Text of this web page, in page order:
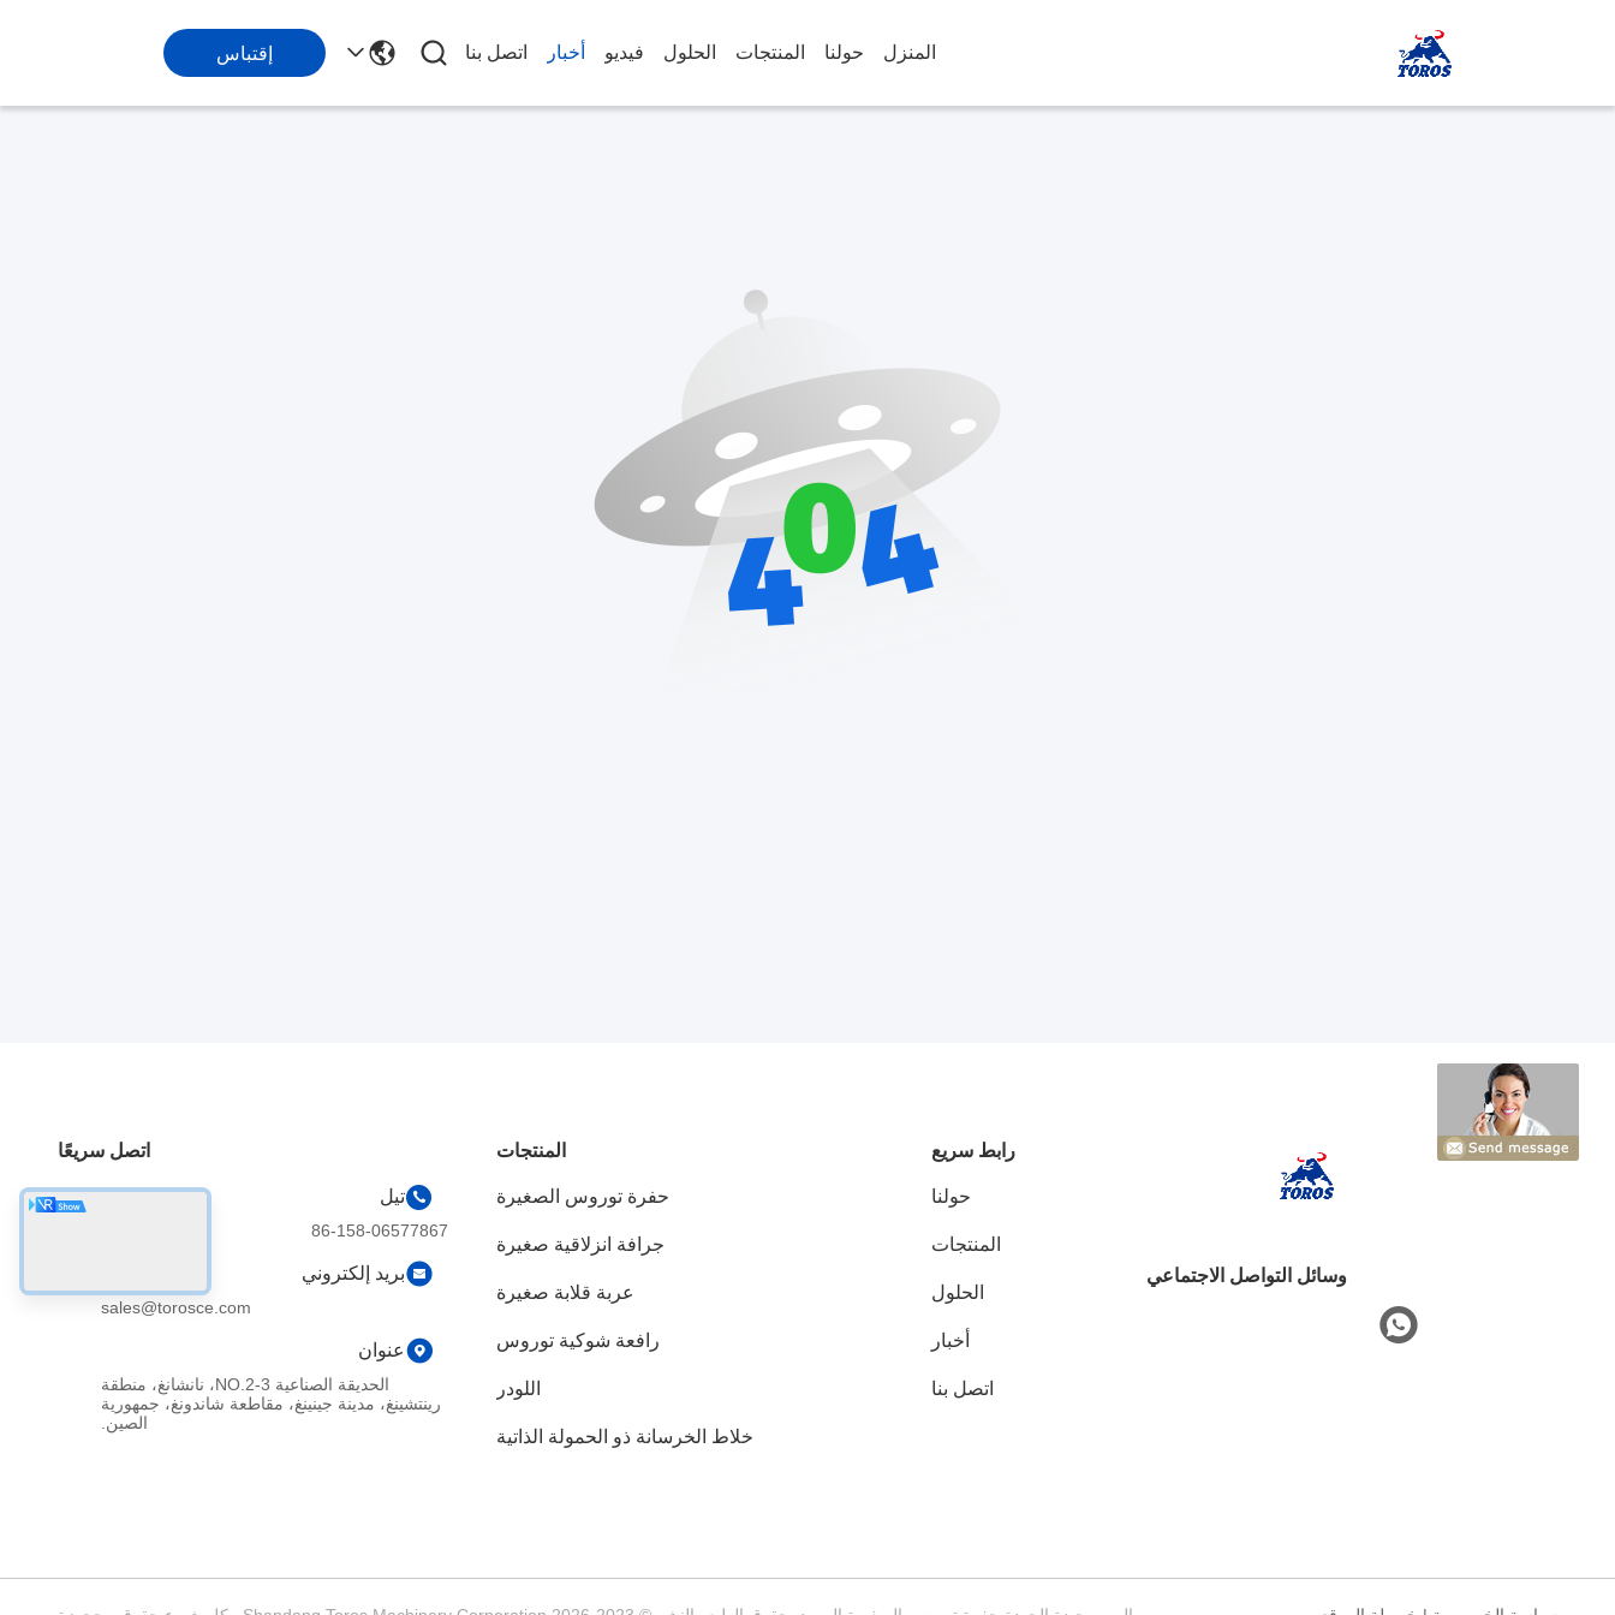
المنزل حولنا المنتجات الحلول فيديو أخبار اتصل بنا إقتباس
وسائل التواصل الاجتماعي
رابط سريع
حولنا
المنتجات
الحلول
أخبار
اتصل بنا
المنتجات
حفرة توروس الصغيرة
جرافة انزلاقية صغيرة
عربة قلابة صغيرة
رافعة شوكية توروس
اللودر
خلاط الخرسانة ذو الحمولة الذاتية
اتصل سريعًا
تيل
86-158-06577867
بريد إلكتروني
sales@torosce.com
عنوان
الحديقة الصناعية NO.2-3، نانشانغ، منطقة
رينتشينغ، مدينة جينينغ، مقاطعة شاندونغ، جمهورية
الصين.